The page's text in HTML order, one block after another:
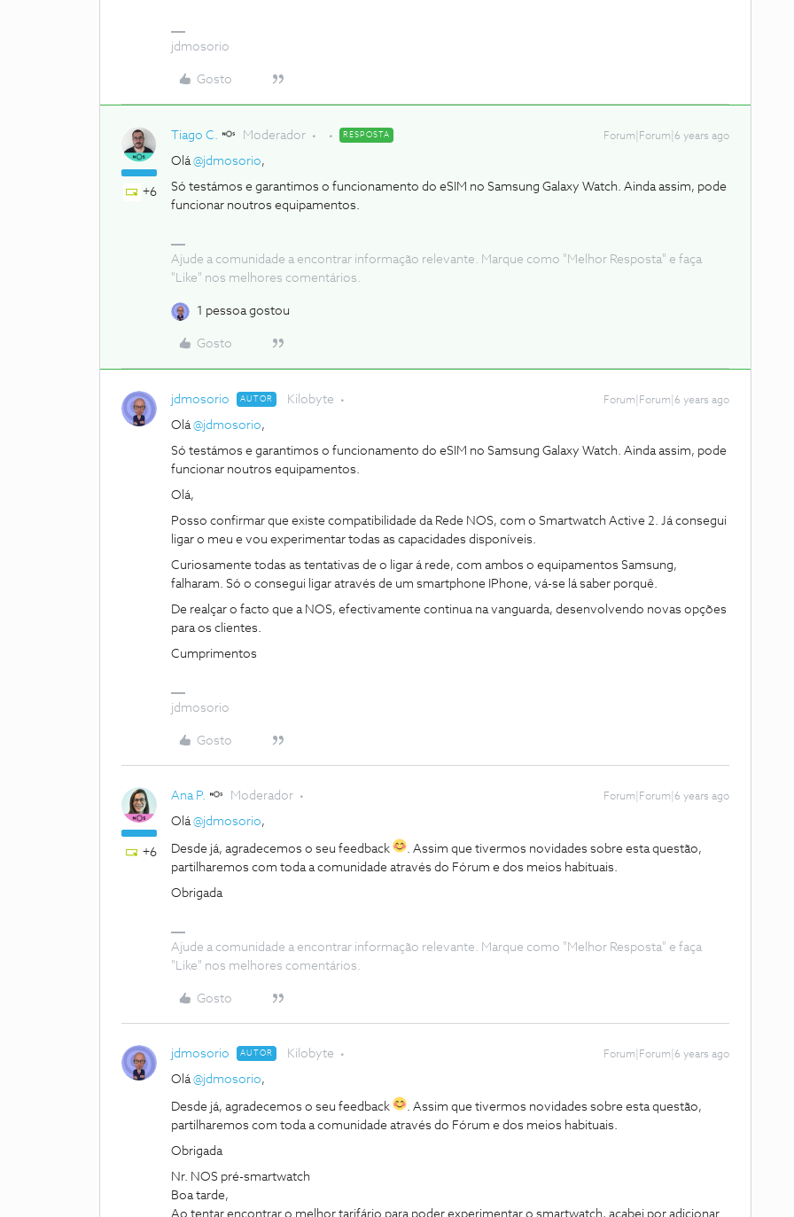
jdmosorio
Gosto
+6
Tiago C. Moderador RESPOSTA Forum|Forum|6 years ago
Olá@jdmosorio,
Só testámos e garantimos o funcionamento do eSIM no Samsung Galaxy Watch. Ainda assim, pode
funcionar noutros equipamentos.
Ajude a comunidade a encontrar informação relevante. Marque como "Melhor Resposta" e faça
"Like" nos melhores comentários.
1 pessoa gostou
Gosto
jdmosorio AUTOR Kilobyte Forum|Forum|6 years ago
Olá@jdmosorio,
Só testámos e garantimos o funcionamento do eSIM no Samsung Galaxy Watch. Ainda assim, pode
funcionar noutros equipamentos.
Olá,
Posso confirmar que existe compatibilidade da Rede NOS, com o Smartwatch Active 2. Já consegui
ligar o meu e vou experimentar todas as capacidades disponíveis.
Curiosamente todas as tentativas de o ligar á rede, com ambos o equipamentos Samsung,
falharam. Só o consegui ligar através de um smartphone IPhone, vá-se lá saber porquê.
De realçar o facto que a NOS, efectivamente continua na vanguarda, desenvolvendo novas opções
para os clientes.
Cumprimentos
jdmosorio
Gosto
+6
Ana P. Moderador Forum|Forum|6 years ago
Olá@jdmosorio,
Desde já, agradecemos o seu feedback
. Assim que tivermos novidades sobre esta questão,
partilharemos com toda a comunidade através do Fórum e dos meios habituais.
Obrigada
Ajude a comunidade a encontrar informação relevante. Marque como "Melhor Resposta" e faça
"Like" nos melhores comentários.
Gosto
jdmosorio AUTOR Kilobyte Forum|Forum|6 years ago
Olá@jdmosorio,
Desde já, agradecemos o seu feedback
. Assim que tivermos novidades sobre esta questão,
partilharemos com toda a comunidade através do Fórum e dos meios habituais.
Obrigada
Nr. NOS pré-smartwatch
Boa tarde,
Ao tentar encontrar o melhor tarifário para poder experimentar o smartwatch, acabei por adicionar